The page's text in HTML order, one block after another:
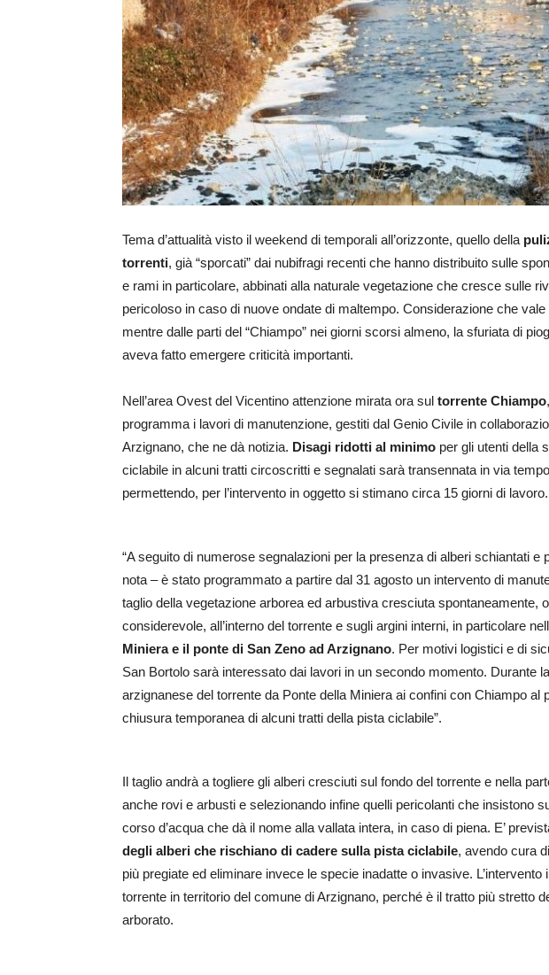
Tema d’attualità visto il weekend di temporali all’orizzonte, quello della
torrenti, già “sporcati” dai nubifragi recenti che hanno distribuito sulle
e rami in particolare, abbinati alla naturale vegetazione che cresce sulle
pericoloso in caso di nuove ondate di maltempo. Considerazione che
mentre dalle parti del “Chiampo” nei giorni scorsi almeno, la sfuriata di
aveva fatto emergere criticità importanti.
Nell’area Ovest del Vicentino attenzione mirata ora sul torrente Chiampo
programma i lavori di manutenzione, gestiti dal Genio Civile in
Arzignano, che ne dà notizia. Disagi ridotti al minimo per gli utenti della
ciclabile in alcuni tratti circoscritti e segnalati sarà transennata in via
permettendo, per l’intervento in oggetto si stimano circa 15 giorni di lavoro.
“A seguito di numerose segnalazioni per la presenza di alberi schiantati e
nota – è stato programmato a partire dal 31 agosto un intervento di
taglio della vegetazione arborea ed arbustiva cresciuta spontaneamente,
considerevole, all’interno del torrente e sugli argini interni, in particolare
Miniera e il ponte di San Zeno ad Arzignano. Per motivi logistici e di
San Bortolo sarà interessato dai lavori in un secondo momento. Durante
arzignanese del torrente da Ponte della Miniera ai confini con Chiampo al
chiusura temporanea di alcuni tratti della pista ciclabile”.
Il taglio andrà a togliere gli alberi cresciuti sul fondo del torrente e nella
anche rovi e arbusti e selezionando infine quelli pericolanti che insistono
corso d’acqua che dà il nome alla vallata intera, in caso di piena. E’
degli alberi che rischiano di cadere sulla pista ciclabile, avendo cura
più pregiate ed eliminare invece le specie inadatte o invasive.
torrente in territorio del comune di Arzignano, perché è il tratto più stretto
arborato.